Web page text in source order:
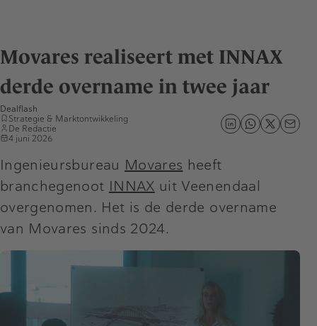
Movares realiseert met INNAX
derde overname in twee jaar
Dealflash
Strategie & Marktontwikkeling
De Redactie
4 juni 2026
Ingenieursbureau Movares heeft
branchegenoot INNAX uit Veenendaal
overgenomen. Het is de derde overname
van Movares sinds 2024.